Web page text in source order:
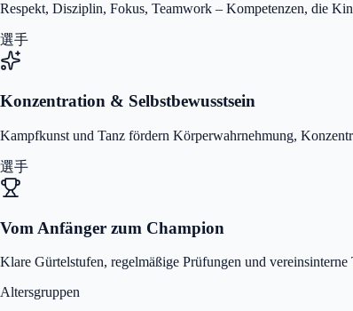
Respekt, Disziplin, Fokus, Teamwork – Kompetenzen, die
選手
Konzentration & Selbstbewusstsein
Kampfkunst und Tanz fördern Körperwahrnehmung,
選手
Vom Anfänger zum Champion
Klare Gürtelstufen, regelmäßige Prüfungen und
Altersgruppen